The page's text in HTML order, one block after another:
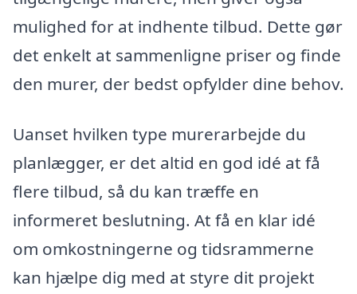
mulighed for at indhente tilbud. Dette gør
det enkelt at sammenligne priser og finde
den murer, der bedst opfylder dine behov.
Uanset hvilken type murerarbejde du
planlægger, er det altid en god idé at få
flere tilbud, så du kan træffe en
informeret beslutning. At få en klar idé
om omkostningerne og tidsrammerne
kan hjælpe dig med at styre dit projekt